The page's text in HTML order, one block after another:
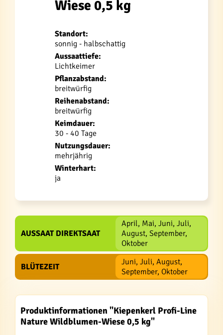
Wiese 0,5 kg
Standort:
sonnig - halbschattig
Aussaattiefe:
Lichtkeimer
Pflanzabstand:
breitwürfig
Reihenabstand:
breitwürfig
Keimdauer:
30 - 40 Tage
Nutzungsdauer:
mehrjährig
Winterhart:
ja
AUSSAAT DIREKTSAAT
April, Mai, Juni, Juli,
August, September,
Oktober
BLÜTEZEIT
Juni, Juli, August,
September, Oktober
Produktinformationen "Kiepenkerl Profi-Line
Nature Wildblumen-Wiese 0,5 kg"